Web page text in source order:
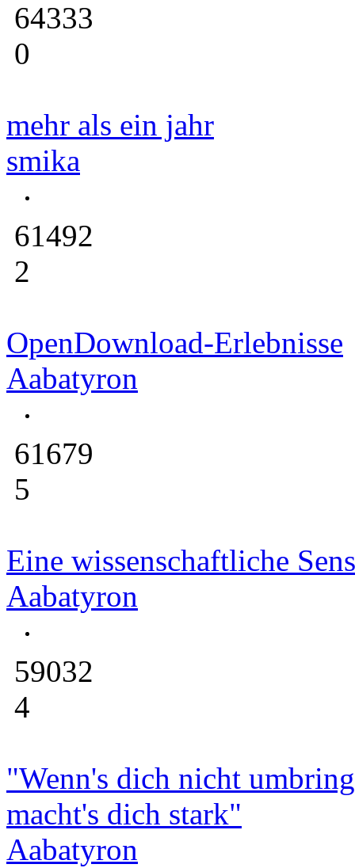
64333
0
mehr als ein jahr
smika
61492
2
OpenDownload-Erlebnisse
Aabatyron
61679
5
Eine wissenschaftliche
Aabatyron
59032
4
"Wenn's dich nicht
macht's dich stark"
Aabatyron